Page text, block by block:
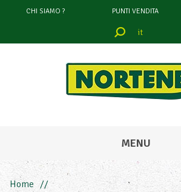
CHI SIAMO ? PUNTI VENDITA
it
MENU
Home
filtrare
attraverso